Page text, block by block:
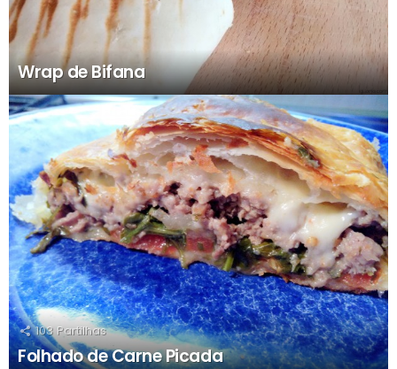
Wrap de Bifana
103 Partilhas
Folhado de Carne Picada